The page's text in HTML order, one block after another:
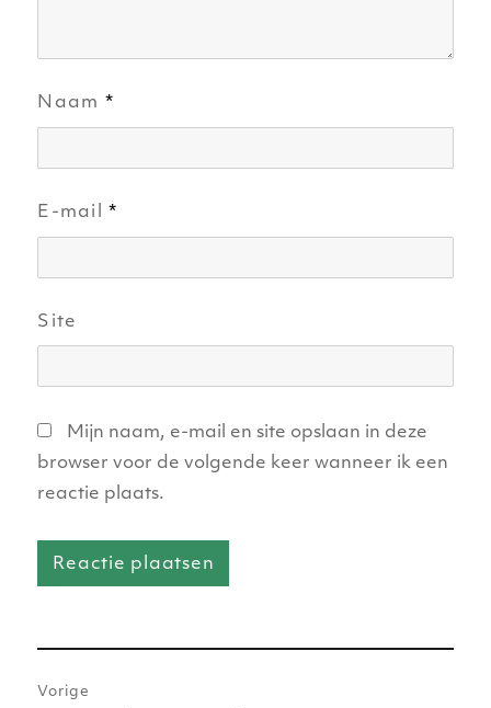
Naam *
E-mail*
Site
Mijn naam, e-mail en site opslaan in deze
browser voor de volgende keer wanneer ik een
reactie plaats.
navigatie
Vorige